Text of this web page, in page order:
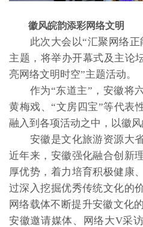
徽风皖韵添彩网络文明
此次大会以“汇聚网络正
主题，将举办开幕式及主论
亮网络文明时空”主题活动。
作为“东道主”，安徽将六
黄梅戏、“文房四宝”等代表
融入到各项活动之中，以徽风
安徽是文化旅游资源大省
近年来，安徽强化融合创新
厚优势，着力培育积极健康
过深入挖掘优秀传统文化的
网络载体不断提升安徽文化
安徽邀请媒体、网络大V采